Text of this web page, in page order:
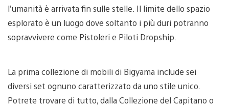
l’umanità è arrivata fin sulle stelle. Il limite dello spazio
esplorato è un luogo dove soltanto i più duri potranno
sopravvivere come Pistoleri e Piloti Dropship.
La prima collezione di mobili di Bigyama include sei
diversi set ognuno caratterizzato da uno stile unico.
Potrete trovare di tutto, dalla Collezione del Capitano o